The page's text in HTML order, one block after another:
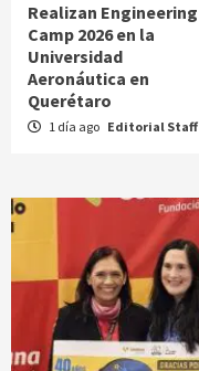
Realizan Engineering
Camp 2026 en la
Universidad
Aeronáutica en
Querétaro
1 día ago Editorial Staff